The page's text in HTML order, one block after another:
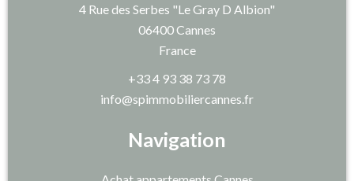
Navigation
4 Rue des Serbes "Le Gray D Albion"
06400Cannes
France
+33 4 93 38 73 78
info@spimmobiliercannes.fr